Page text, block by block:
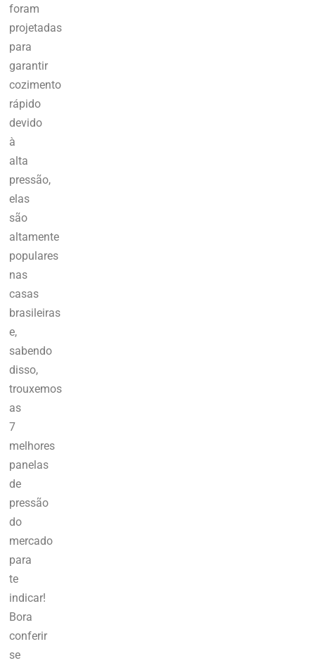
foram
projetadas
para
garantir
cozimento
rápido
devido
à
alta
pressão,
elas
são
altamente
populares
nas
casas
brasileiras
e,
sabendo
disso,
trouxemos
as
7
melhores
panelas
de
pressão
do
mercado
para
te
indicar!
Bora
conferir
se